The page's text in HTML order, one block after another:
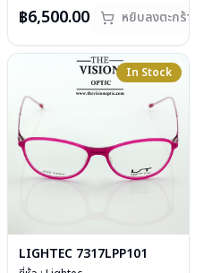
เลนส์ : Demo Lens
อุปกรณ์ : กล่องแว่น, ผ้าเช็ดแว่น
น้ำหนัก : 16 กรัม
การรับประกัน : 1 ปี
ติดต่อเราคลิก
สั่งกรุณาติดต่อเราคลิก
฿6,500.00 หยิบลงตะกร้า
In Stock
LIGHTEC 7317LPP101